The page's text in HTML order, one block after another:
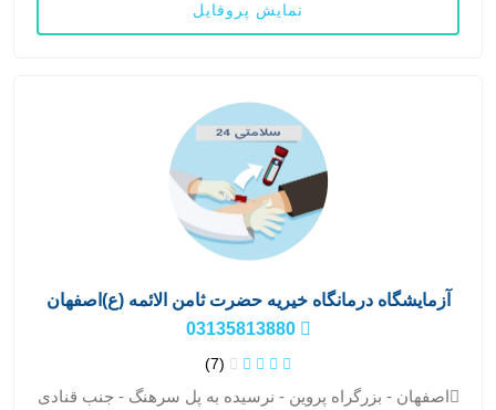
نمایش پروفایل
آزمایشگاه درمانگاه خیریه حضرت ثامن الائمه (ع)اصفهان
03135813880
(7)
اصفهان - بزرگراه پروین - نرسیده به پل سرهنگ - جنب قنادی